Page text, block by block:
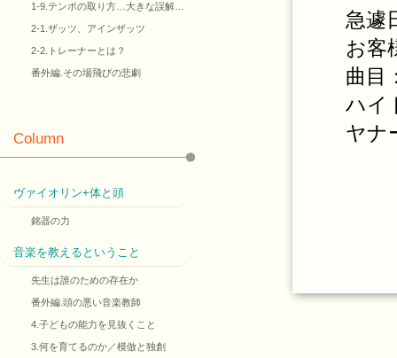
急遽
お客
曲目
ハイ
ヤナ
1-9.テンポの取り方…大きな誤解…
2-1.ザッツ、アインザッツ
2-2.トレーナーとは？
番外編.その場飛びの悲劇
Column
ヴァイオリン+体と頭
銘器の力
音楽を教えるということ
先生は誰のための存在か
番外編.頭の悪い音楽教師
4.子どもの能力を見抜くこと
3.何を育てるのか／模倣と独創